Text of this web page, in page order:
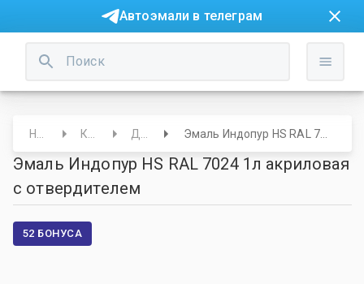
Автоэмали в телеграм
Эмаль Индопур HS RAL 7024 1л акриловая с отвердителем
Эмаль Индопур HS RAL 7024 1л акриловая
с отвердителем
52 БОНУСА